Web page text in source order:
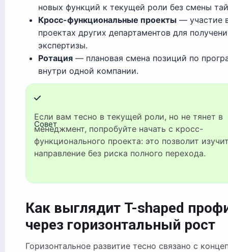
новых функций к текущей роли без смены
Кросс-функциональные проекты — участие
проектах других департаментов для
экспертизы.
Ротация — плановая смена позиций по
внутри одной компании.
Совет
Если вам тесно в текущей роли, но не тянет в
менеджмент, попробуйте начать с кросс-
функционального проекта: это позволит
направление без риска полного перехода.
Как выглядит T-shaped
через горизонтальный рост
Горизонтальное развитие тесно связано с